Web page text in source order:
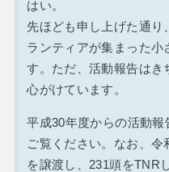
はい。
先ほども申し上げた通り
ランティアが集まった小
す。ただ、活動報告はき
心がけています。
平成30年度からの活動報
ご覧ください。なお、令
を譲渡し、231頭をTNR